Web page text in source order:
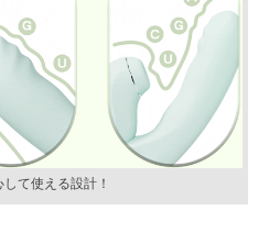
て使える設計！